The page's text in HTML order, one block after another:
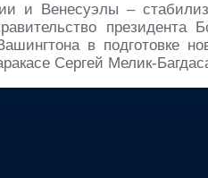
и Венесуэлы –
президента
в подготовке
Сергей Мелик-